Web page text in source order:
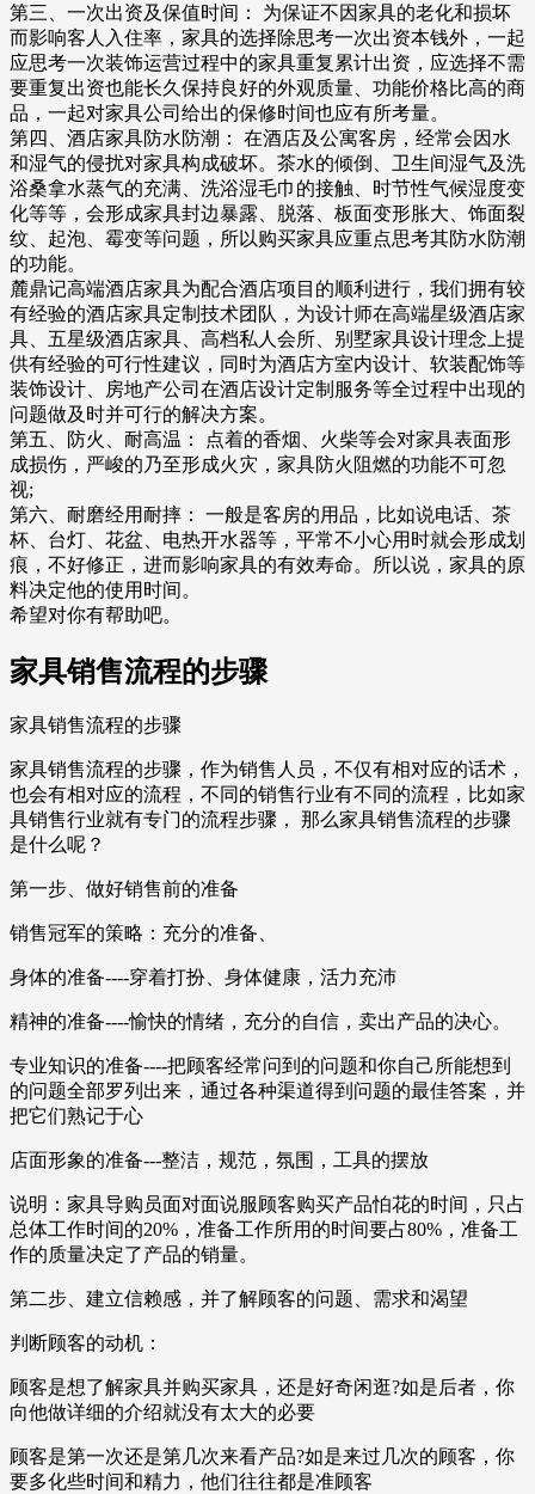
第三、一次出资及保值时间： 为保证不因家具的老化和损坏
而影响客人入住率，家具的选择除思考一次出资本钱外，一起
应思考一次装饰运营过程中的家具重复累计出资，应选择不需
要重复出资也能长久保持良好的外观质量、功能价格比高的商
品，一起对家具公司给出的保修时间也应有所考量。
第四、酒店家具防水防潮： 在酒店及公寓客房，经常会因水
和湿气的侵扰对家具构成破坏。茶水的倾倒、卫生间湿气及洗
浴桑拿水蒸气的充满、洗浴湿毛巾的接触、时节性气候湿度变
化等等，会形成家具封边暴露、脱落、板面变形胀大、饰面裂
纹、起泡、霉变等问题，所以购买家具应重点思考其防水防潮
的功能。
麓鼎记高端酒店家具为配合酒店项目的顺利进行，我们拥有较
有经验的酒店家具定制技术团队，为设计师在高端星级酒店家
具、五星级酒店家具、高档私人会所、别墅家具设计理念上提
供有经验的可行性建议，同时为酒店方室内设计、软装配饰等
装饰设计、房地产公司在酒店设计定制服务等全过程中出现的
问题做及时并可行的解决方案。
第五、防火、耐高温： 点着的香烟、火柴等会对家具表面形
成损伤，严峻的乃至形成火灾，家具防火阻燃的功能不可忽
视;
第六、耐磨经用耐摔： 一般是客房的用品，比如说电话、茶
杯、台灯、花盆、电热开水器等，平常不小心用时就会形成划
痕，不好修正，进而影响家具的有效寿命。所以说，家具的原
料决定他的使用时间。
希望对你有帮助吧。
家具销售流程的步骤
家具销售流程的步骤
家具销售流程的步骤，作为销售人员，不仅有相对应的话术，
也会有相对应的流程，不同的销售行业有不同的流程，比如家
具销售行业就有专门的流程步骤， 那么家具销售流程的步骤
是什么呢？
第一步、做好销售前的准备
销售冠军的策略：充分的准备、
身体的准备----穿着打扮、身体健康，活力充沛
精神的准备----愉快的情绪，充分的自信，卖出产品的决心。
专业知识的准备----把顾客经常问到的问题和你自己所能想到
的问题全部罗列出来，通过各种渠道得到问题的最佳答案，并
把它们熟记于心
店面形象的准备---整洁，规范，氛围，工具的摆放
说明：家具导购员面对面说服顾客购买产品怕花的时间，只占
总体工作时间的20%，准备工作所用的时间要占80%，准备工
作的质量决定了产品的销量。
第二步、建立信赖感，并了解顾客的问题、需求和渴望
判断顾客的动机：
顾客是想了解家具并购买家具，还是好奇闲逛?如是后者，你
向他做详细的介绍就没有太大的必要
顾客是第一次还是第几次来看产品?如是来过几次的顾客，你
要多化些时间和精力，他们往往都是准顾客